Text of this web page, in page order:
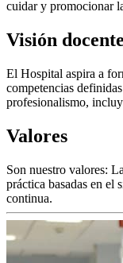
cuidar y promocionar
Visión docente
El Hospital aspira a
competencias
profesionalismo,
Valores
Son nuestro valores:
práctica basadas en el
continua.